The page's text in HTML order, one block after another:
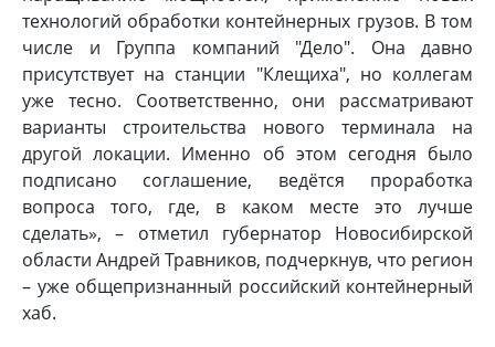
технологий обработки контейнерных грузов. В том
числе и Группа компаний "Дело". Она давно
присутствует на станции "Клещиха", но коллегам
уже тесно. Соответственно, они рассматривают
варианты строительства нового терминала на
другой локации. Именно об этом сегодня было
подписано соглашение, ведётся проработка
вопроса того, где, в каком месте это лучше
сделать», – отметил губернатор Новосибирской
области Андрей Травников, подчеркнув, что регион
– уже общепризнанный российский контейнерный
хаб.